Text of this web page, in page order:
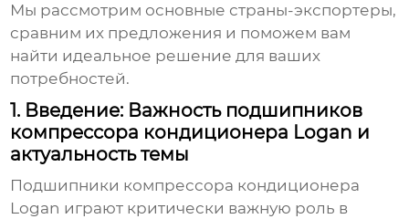
Мы рассмотрим основные страны-экспортеры,
сравним их предложения и поможем вам
найти идеальное решение для ваших
потребностей.
1. Введение: Важность подшипников
компрессора кондиционера Logan и
актуальность темы
Подшипники компрессора кондиционера
Logan играют критически важную роль в